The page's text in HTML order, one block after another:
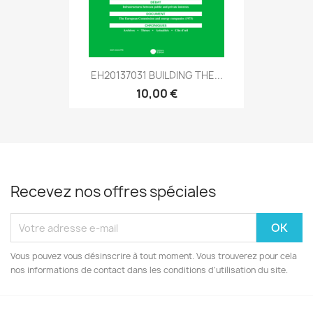
EH20137031 BUILDING THE...
10,00 €
Recevez nos offres spéciales
Vous pouvez vous désinscrire à tout moment. Vous trouverez pour cela
nos informations de contact dans les conditions d'utilisation du site.